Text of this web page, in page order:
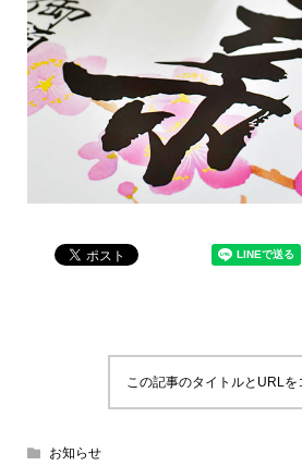
この記事のタイトルとURLを
お知らせ